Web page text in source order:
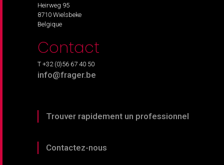
Heirweg 95
8710 Wielsbeke
Belgique
Contact
T +32 (0)56 67 40 50
info@frager.be
Trouver rapidement un professionnel
Contactez-nous